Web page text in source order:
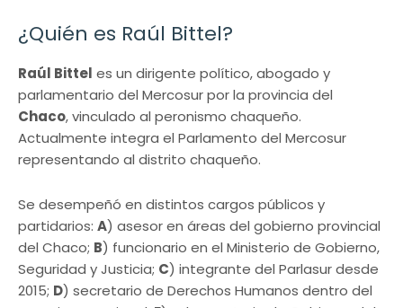
¿Quién es Raúl Bittel?
Raúl Bittel es un dirigente político, abogado y
parlamentario del Mercosur por la provincia del
Chaco, vinculado al peronismo chaqueño.
Actualmente integra el Parlamento del Mercosur
representando al distrito chaqueño.
Se desempeñó en distintos cargos públicos y
partidarios: A) asesor en áreas del gobierno provincial
del Chaco; B) funcionario en el Ministerio de Gobierno,
Seguridad y Justicia; C) integrante del Parlasur desde
2015; D) secretario de Derechos Humanos dentro del